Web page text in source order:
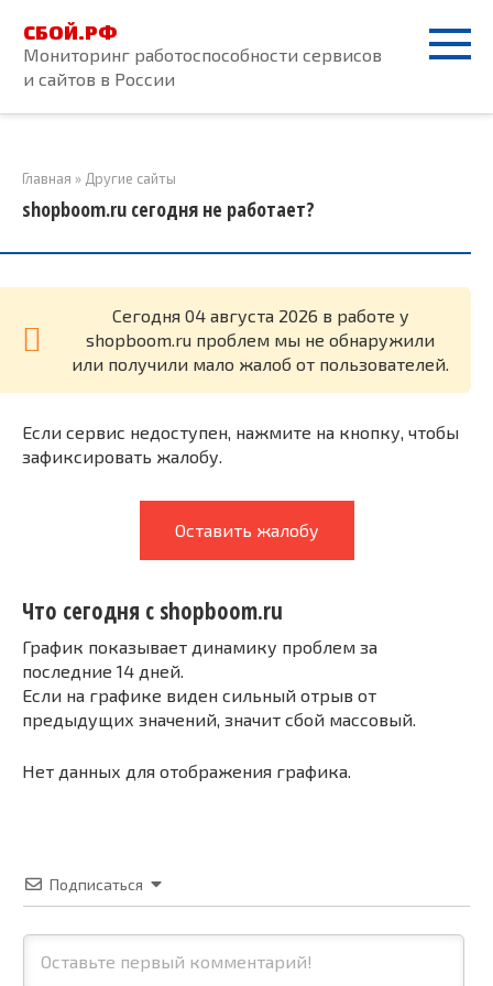
контенту
СБОЙ.РФ
Мониторинг работоспособности сервисов
и сайтов в России
Главная » Другие сайты
shopboom.ru сегодня не работает?
Cегодня 04 августа 2026 в работе у
shopboom.ru проблем мы не обнаружили
или получили мало жалоб от пользователей.
Если сервис недоступен, нажмите на кнопку, чтобы
зафиксировать жалобу.
Оставить жалобу
Что сегодня с shopboom.ru
График показывает динамику проблем за
последние 14 дней.
Если на графике виден сильный отрыв от
предыдущих значений, значит сбой массовый.
Нет данных для отображения графика.
Подписаться